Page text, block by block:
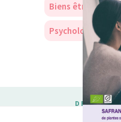
Biens être
Psychologie